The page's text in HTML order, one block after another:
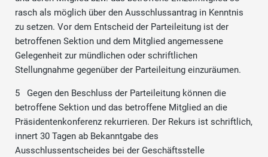
rasch als möglich über den Ausschlussantrag in Kenntnis
zu setzen. Vor dem Entscheid der Parteileitung ist der
betroffenen Sektion und dem Mitglied angemessene
Gelegenheit zur mündlichen oder schriftlichen
Stellungnahme gegenüber der Parteileitung einzuräumen.
5 Gegen den Beschluss der Parteileitung können die
betroffene Sektion und das betroffene Mitglied an die
Präsidentenkonferenz rekurrieren. Der Rekurs ist schriftlich,
innert 30 Tagen ab Bekanntgabe des
Ausschlussentscheides bei der Geschäftsstelle